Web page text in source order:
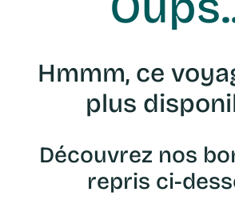
Hmmm, ce voyage n'est
plus
Découvrez nos bons plans
repris ci-